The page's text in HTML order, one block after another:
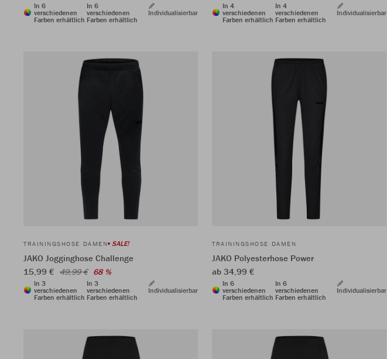
In 6
verschiedenen
Farben erhältlich
In 6
verschiedenen
Farben erhältlich
Individualisierbar
In 4
verschiedenen
Farben erhältlich
In 4
verschiedenen
Farben erhältlich
Individualisierbar
TRAININGSHOSE DAMEN SALE!
JAKO Jogginghose Challenge
15,99 € 49,99 € 68 %
In 3
verschiedenen
Farben erhältlich
In 3
verschiedenen
Farben erhältlich
Individualisierbar
TRAININGSHOSE DAMEN
JAKO Polyesterhose Power
ab 34,99 €
In 6
verschiedenen
Farben erhältlich
In 6
verschiedenen
Farben erhältlich
Individualisierbar